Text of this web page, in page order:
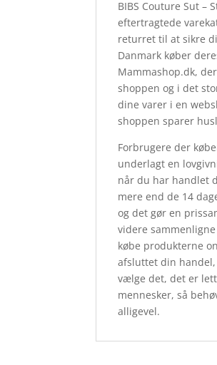
BIBS Couture Sut –
eftertragtede
returret til at sikre
Danmark køber
Mammashop.dk,
shoppen og i det
dine varer i en
shoppen sparer
Forbrugere der
underlagt en
når du har handlet
mere end de 14
og det gør en
videre
købe produkterne
afsluttet din
vælge det, det er
mennesker, så
alligevel.